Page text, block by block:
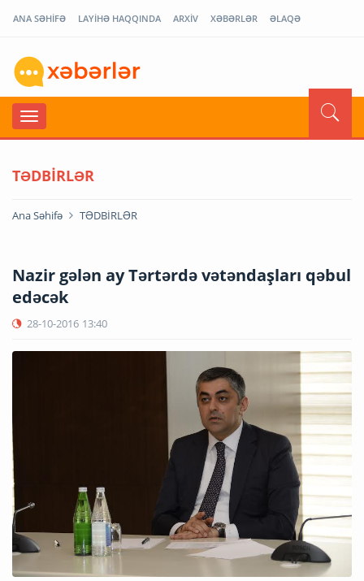
ANA SƏHİFƏ LAYİHƏ HAQQINDA ARXİV XƏBƏRLƏR ƏLAQƏ
TƏDBİRLƏR
Ana Səhifə TƏDBİRLƏR
Nazir gələn ay Tərtərdə vətəndaşları qəbul
edəcək
28-10-2016 13:40